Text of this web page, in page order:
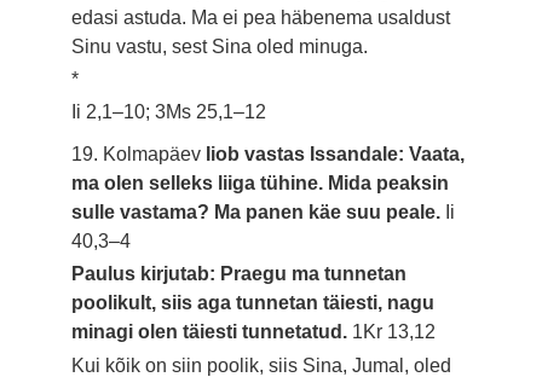
edasi astuda. Ma ei pea häbenema usaldust
Sinu vastu, sest Sina oled minuga.
*
Ii 2,1–10; 3Ms 25,1–12
19. Kolmapäev Iiob vastas Issandale: Vaata,
ma olen selleks liiga tühine. Mida peaksin
sulle vastama? Ma panen käe suu peale. Ii
40,3–4
Paulus kirjutab: Praegu ma tunnetan
poolikult, siis aga tunnetan täiesti, nagu
minagi olen täiesti tunnetatud. 1Kr 13,12
Kui kõik on siin poolik, siis Sina, Jumal, oled